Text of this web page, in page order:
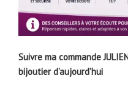
Suivre ma commande
bijoutier d’aujourd’hui